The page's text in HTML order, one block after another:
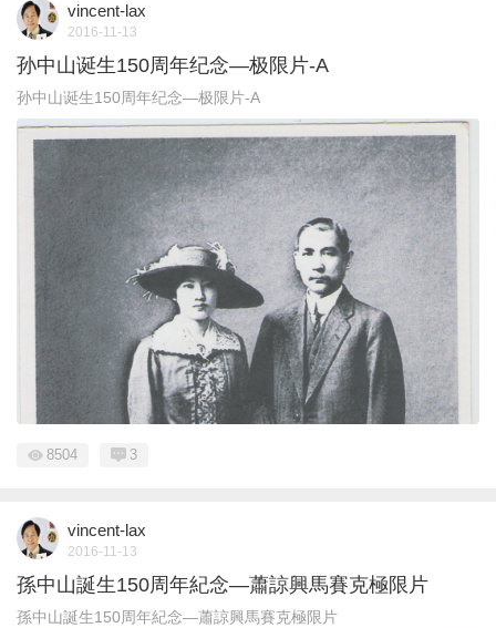
vincent-lax
2016-11-13
孙中山诞生150周年纪念—极限片-A
孙中山诞生150周年纪念—极限片-A
8504 3
vincent-lax
2016-11-13
孫中山誕生150周年紀念—蕭諒興馬賽克極限片
孫中山誕生150周年紀念—蕭諒興馬賽克極限片